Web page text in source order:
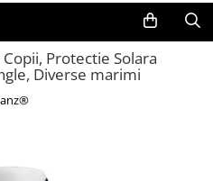
Protectie Solara
Diverse marimi